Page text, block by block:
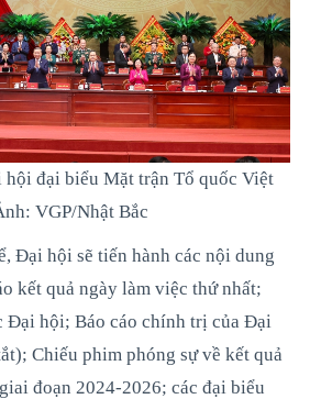
đại biểu Mặt trận Tổ quốc Việt
VGP/Nhật Bắc
Đại hội sẽ tiến hành các nội dung
kết quả ngày làm việc thứ nhất;
Đại hội; Báo cáo chính trị của Đại
Chiếu phim phóng sự về kết quả
đoạn 2024-2026; các đại biểu